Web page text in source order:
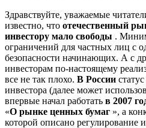
Здравствуйте, уважаемые
известно, что отечественный
инвестору мало свободы .
ограничений для частных лиц с
безопасности начинающих. А с
инвесторам по-настоящему
все не так плохо. В России
инвестора (далее может
впервые начал работать в 2007
«О рынке ценных бумаг », а
которой описано регулирование